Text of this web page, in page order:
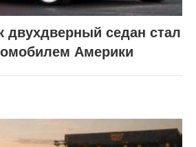
двухдверный седан стал
Америки